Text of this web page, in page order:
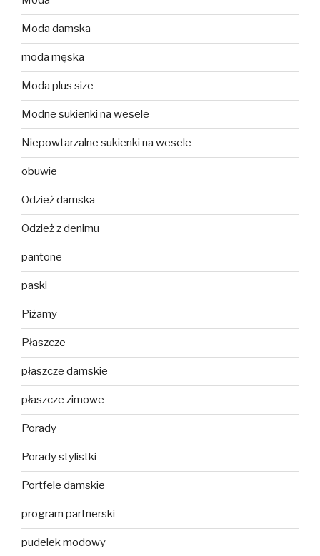
Moda damska
moda męska
Moda plus size
Modne sukienki na wesele
Niepowtarzalne sukienki na wesele
obuwie
Odzież damska
Odzież z denimu
pantone
paski
Piżamy
Płaszcze
płaszcze damskie
płaszcze zimowe
Porady
Porady stylistki
Portfele damskie
program partnerski
pudelek modowy